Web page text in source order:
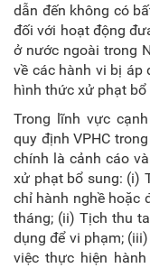
dẫn đến không có
đối với hoạt động
ở nước ngoài trong
về các hành vi bị áp
hình thức xử phạt bổ
Trong lĩnh vực
quy định VPHC
chính là cảnh cáo
xử phạt bổ sung: (i)
chỉ hành nghề hoặc
tháng; (ii) Tịch thu
dụng để vi phạm;
việc thực hiện